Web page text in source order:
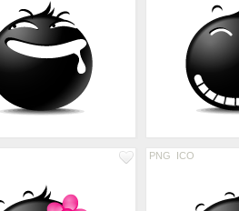
PNG ICO